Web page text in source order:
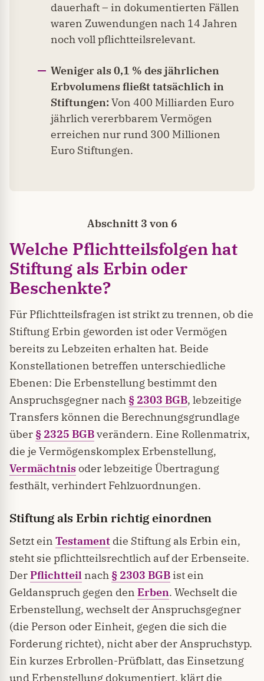
dauerhaft – in dokumentierten Fällen
waren Zuwendungen nach 14 Jahren
noch voll pflichtteilsrelevant.
Weniger als 0,1 % des jährlichen
Erbvolumens fließt tatsächlich in
Stiftungen:Von 400 Milliarden Euro
jährlich vererbbarem Vermögen
erreichen nur rund 300 Millionen
Euro Stiftungen.
Abschnitt 3 von 6
Welche Pflichtteilsfolgen hat
Stiftung als Erbin oder
Beschenkte?
Für Pflichtteilsfragen ist strikt zu trennen, ob die
Stiftung Erbin geworden ist oder Vermögen
bereits zu Lebzeiten erhalten hat. Beide
Konstellationen betreffen unterschiedliche
Ebenen: Die Erbenstellung bestimmt den
Anspruchsgegner nach § 2303 BGB, lebzeitige
Transfers können die Berechnungsgrundlage
über § 2325 BGBverändern. Eine Rollenmatrix,
die je Vermögenskomplex Erbenstellung,
Vermächtnisoder lebzeitige Übertragung
festhält, verhindert Fehlzuordnungen.
Stiftung als Erbin richtig einordnen
Setzt ein Testament die Stiftung als Erbin ein,
steht sie pflichtteilsrechtlich auf der Erbenseite.
DerPflichtteil nach § 2303 BGB ist ein
Geldanspruch gegen den Erben. Wechselt die
Erbenstellung, wechselt der Anspruchsgegner
(die Person oder Einheit, gegen die sich die
Forderung richtet), nicht aber der Anspruchstyp.
Ein kurzes Erbrollen-Prüfblatt, das Einsetzung
und Erbenstellung dokumentiert, klärt die